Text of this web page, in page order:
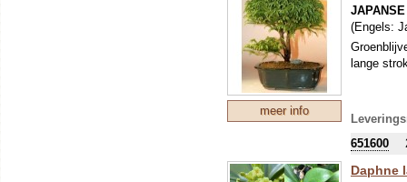
meer info
(Engels:
lange
651600
Daphne